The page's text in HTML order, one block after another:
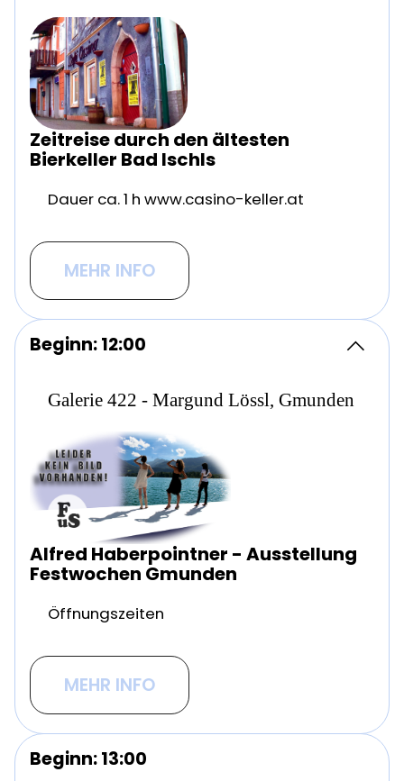
Zeitreise durch den ältesten
Bierkeller Bad Ischls
Dauer ca. 1 h www.casino-keller.at
MEHR INFO
Beginn: 12:00
Galerie 422 - Margund Lössl, Gmunden
Alfred Haberpointner - Ausstellung
Festwochen Gmunden
Öffnungszeiten
MEHR INFO
Beginn: 13:00